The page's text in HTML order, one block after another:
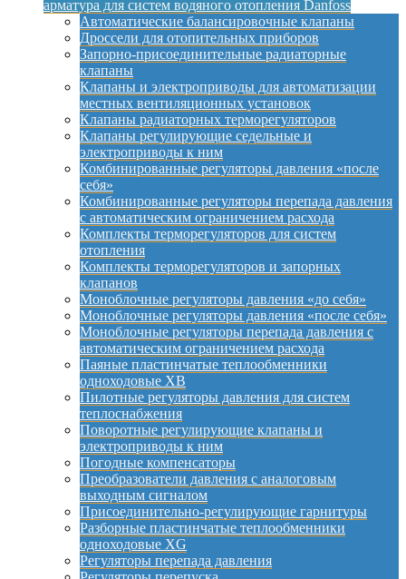
арматура для систем водяного отопления Danfoss
Автоматические балансировочные клапаны
Дроссели для отопительных приборов
Запорно-присоединительные радиаторные
клапаны
Клапаны и электроприводы для автоматизации
местных вентиляционных установок
Клапаны радиаторных терморегуляторов
Клапаны регулирующие седельные и
электроприводы к ним
Комбинированные регуляторы давления «после
себя»
Комбинированные регуляторы перепада давления
с автоматическим ограничением расхода
Комплекты терморегуляторов для систем
отопления
Комплекты терморегуляторов и запорных
клапанов
Моноблочные регуляторы давления «до себя»
Моноблочные регуляторы давления «после себя»
Моноблочные регуляторы перепада давления с
автоматическим ограничением расхода
Паяные пластинчатые теплообменники
одноходовые XB
Пилотные регуляторы давления для систем
теплоснабжения
Поворотные регулирующие клапаны и
электроприводы к ним
Погодные компенсаторы
Преобразователи давления с аналоговым
выходным сигналом
Присоединительно-регулирующие гарнитуры
Разборные пластинчатые теплообменники
одноходовые XG
Регуляторы перепада давления